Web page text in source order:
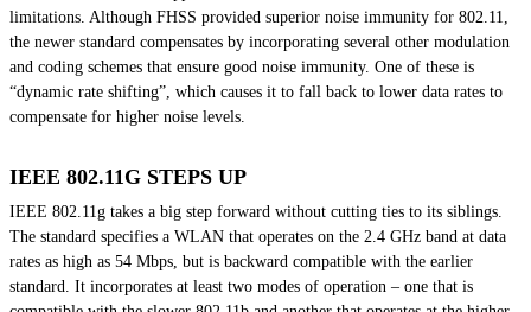
limitations. Although FHSS provided superior noise immunity for 802.11,
the newer standard compensates by incorporating several other modulation
and coding schemes that ensure good noise immunity. One of these is
“dynamic rate shifting”, which causes it to fall back to lower data rates to
compensate for higher noise levels.
IEEE 802.11G STEPS UP
IEEE 802.11g takes a big step forward without cutting ties to its siblings.
The standard specifies a WLAN that operates on the 2.4 GHz band at data
rates as high as 54 Mbps, but is backward compatible with the earlier
standard. It incorporates at least two modes of operation – one that is